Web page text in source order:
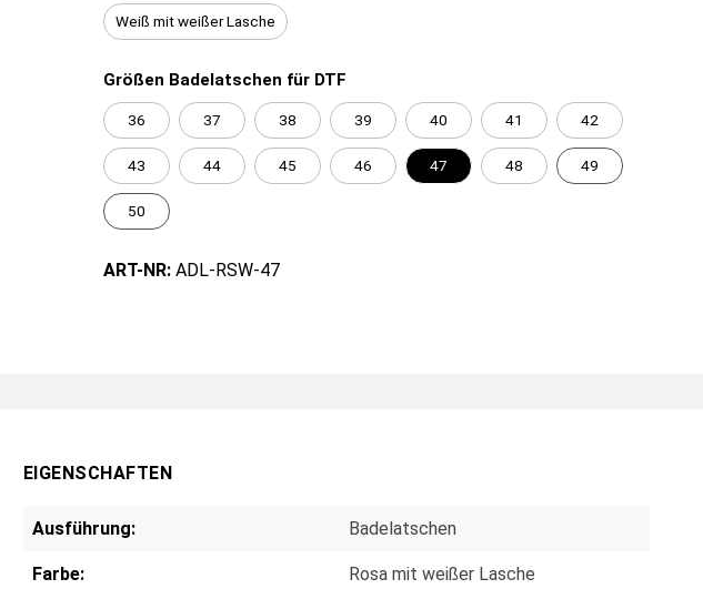
Weiß mit weißer Lasche
Größen Badelatschen für DTF
36 37 38 39 40 41 42
43 44 45 46 47 48 49
50
ART-NR: ADL-RSW-47
EIGENSCHAFTEN
Ausführung: Badelatschen
Farbe: Rosa mit weißer Lasche